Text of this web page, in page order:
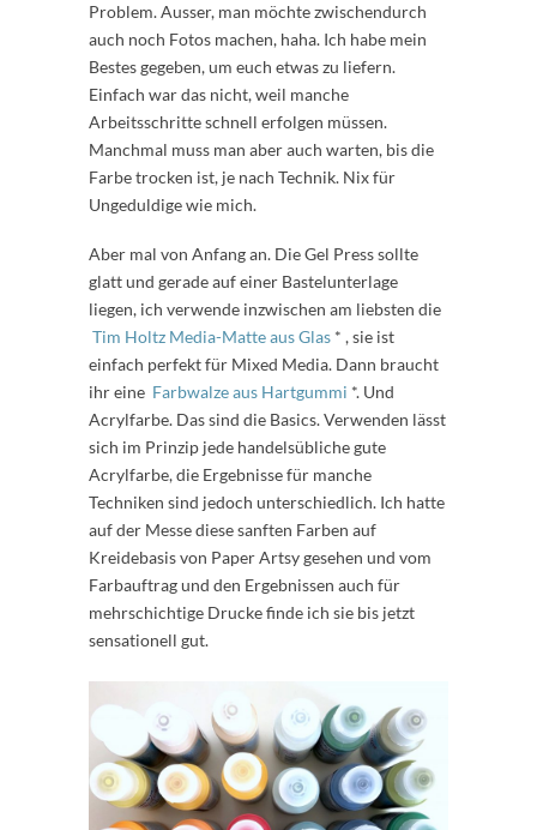
Problem. Ausser, man möchte zwischendurch
auch noch Fotos machen, haha. Ich habe mein
Bestes gegeben, um euch etwas zu liefern.
Einfach war das nicht, weil manche
Arbeitsschritte schnell erfolgen müssen.
Manchmal muss man aber auch warten, bis die
Farbe trocken ist, je nach Technik. Nix für
Ungeduldige wie mich.
Aber mal von Anfang an. Die Gel Press sollte
glatt und gerade auf einer Bastelunterlage
liegen, ich verwende inzwischen am liebsten die
Tim Holtz Media-Matte aus Glas * , sie ist
einfach perfekt für Mixed Media. Dann braucht
ihr eine Farbwalze aus Hartgummi *. Und
Acrylfarbe. Das sind die Basics. Verwenden lässt
sich im Prinzip jede handelsübliche gute
Acrylfarbe, die Ergebnisse für manche
Techniken sind jedoch unterschiedlich. Ich hatte
auf der Messe diese sanften Farben auf
Kreidebasis von Paper Artsy gesehen und vom
Farbauftrag und den Ergebnissen auch für
mehrschichtige Drucke finde ich sie bis jetzt
sensationell gut.